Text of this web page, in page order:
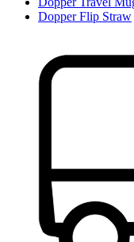
Dopper Flip Straw